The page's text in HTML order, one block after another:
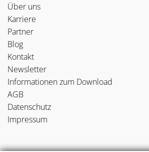
Über uns
Karriere
Partner
Blog
Kontakt
Newsletter
Informationen zum Download
AGB
Datenschutz
Impressum